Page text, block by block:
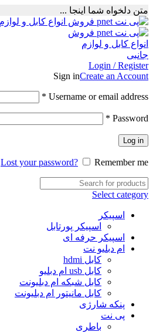
متن دلخواه شما اینجا ...
Login / Register
Sign inCreate an Account
Username or email address
*
Password
*
Log in
Lost your password? Remember me
Select category
اسپیکر
اسپیکر پورتابل
اسپیکر حرفه ای
ام دبلیو نت
کابل hdmi
کابل usb ام دبلیو
کابل شبکه ام دبلیونت
کابل مانیتور ام دبلیونت
پنکه شارژی
پی نت
باطری